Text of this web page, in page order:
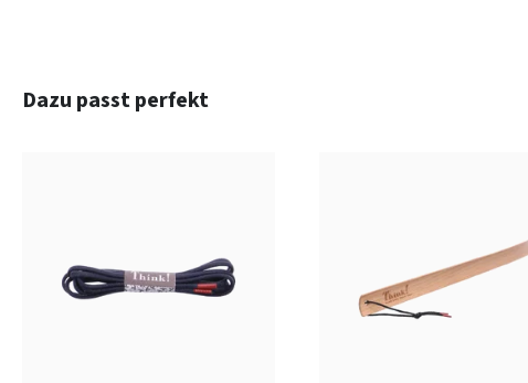
Produktgalerie überspringen
Dazu passt perfekt